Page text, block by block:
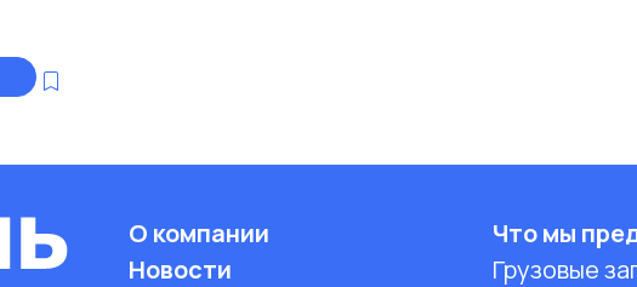
О компании
Новости
Что мы
Грузовые